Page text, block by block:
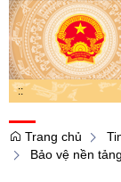
::
Trang chủ
Bảo vệ nền